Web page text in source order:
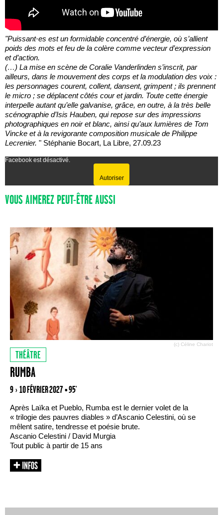
"Puissant·es est un formidable concentré d’énergie, où s’allient
poids des mots et feu de la colère comme vecteur d’expression
et d’action.
(…) La mise en scène de Coralie Vanderlinden s’inscrit, par
ailleurs, dans le mouvement des corps et la modulation des voix :
les personnages courent, collent, dansent, grimpent ; ils prennent
le micro ; se déplacent côtés cour et jardin. Toute cette énergie
interpelle autant qu’elle galvanise, grâce, en outre, à la très belle
scénographie d’Isis Hauben, qui repose sur des impressions
photographiques en noir et blanc, ainsi qu’aux lumières de Tom
Vincke et à la revigorante composition musicale de Philippe
Lecrenier. " Stéphanie Bocart, La Libre, 27.09.23
Facebook est désactivé.
Autoriser
VOUS AIMEREZ PEUT-ÊTRE AUSSI
(c) Céline Chariot
THÉÂTRE
RUMBA
9 › 10 FÉVRIER 2027 • 95'
Après Laïka et Pueblo, Rumba est le dernier volet de la
« trilogie des pauvres diables » d’Ascanio Celestini, où se
mêlent satire, tendresse et poésie brute.
Ascanio Celestini / David Murgia
Tout public à partir de 15 ans